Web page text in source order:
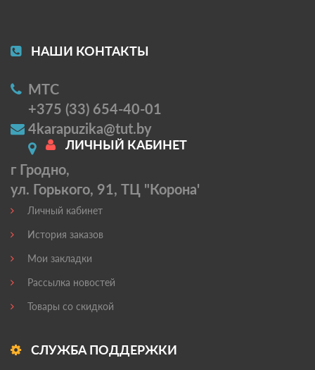
НАШИ КОНТАКТЫ
МТС
+375 (33) 654-40-01
4karapuzika@tut.by
г Гродно,
ул. Горького, 91, ТЦ "Корона'
ЛИЧНЫЙ КАБИНЕТ
Личный кабинет
История заказов
Мои закладки
Рассылка новостей
Товары со скидкой
СЛУЖБА ПОДДЕРЖКИ